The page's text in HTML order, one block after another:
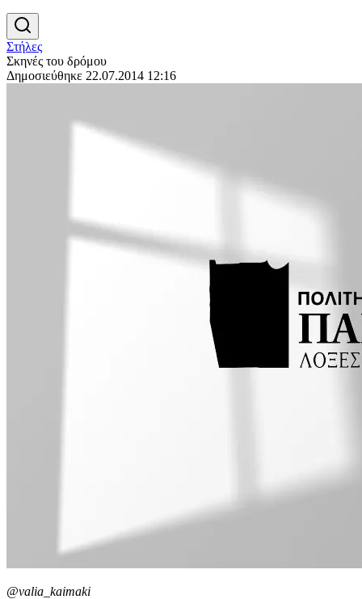
Στήλες
Σκηνές του δρόμου
Δημοσιεύθηκε 22.07.2014 12:16
@valia_kaimaki